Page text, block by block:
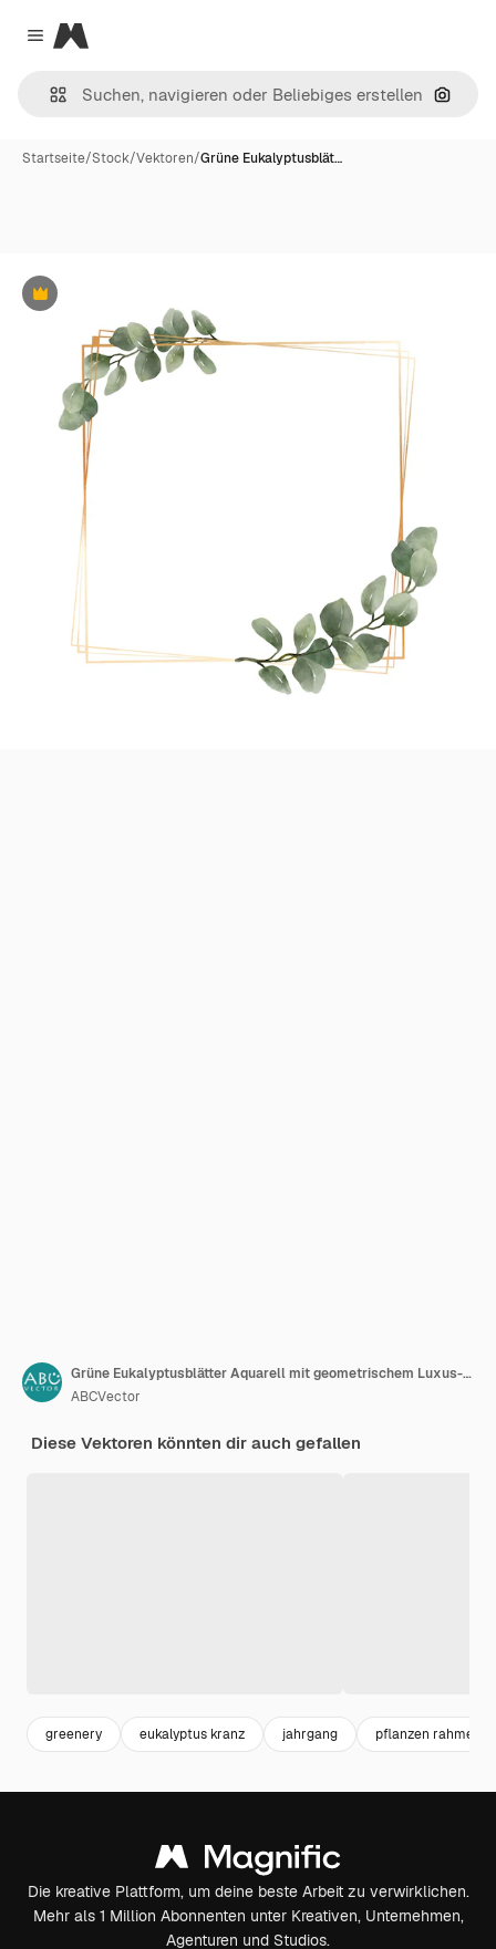
Close menu
Magnific
Nach
Startseite/Stock/Vektoren/Grüne Eukalyptusblät…
Premium
Grüne Eukalyptusblätter Aquarell mit geometrischem Luxus-Goldrahmen isoliert auf weißem Hintergrund Natürliche Grenze für Hochzeitseinladung und Kartenvektorillustration
ABCVector
Diese Vektoren könnten dir auch gefallen
greenery eukalyptus kranz jahrgang pflanzen rahmen
Die kreative Plattform, um deine beste Arbeit zu verwirklichen.
Mehr als 1 Million Abonnenten unter Kreativen, Unternehmen,
Agenturen und Studios.